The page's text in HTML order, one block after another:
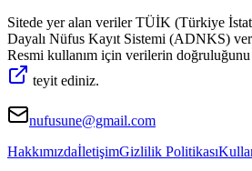
Sitede yer alan veriler TÜİK (Türkiye
Dayalı Nüfus Kayıt Sistemi (ADNKS)
Resmi kullanım için verilerin doğruluğunu
teyit ediniz.
nufusune@gmail.com
HakkımızdaİletişimGizlilik Politikası